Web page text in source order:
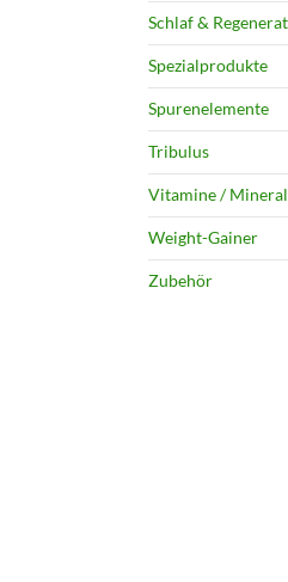
Schlaf &
Spezialprodukte
Spurenelemente
Tribulus
Vitamine /
Weight-Gainer
Zubehör